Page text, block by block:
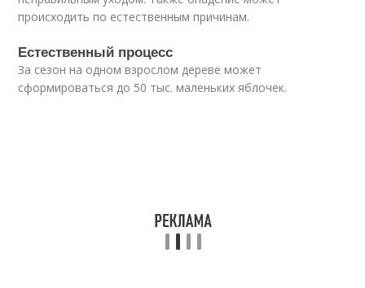
происходить по естественным причинам.
Естественный процесс
За сезон на одном взрослом дереве может
сформироваться до 50 тыс. маленьких яблочек.